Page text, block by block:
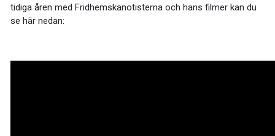
tidiga åren med Fridhemskanotisterna och hans filmer kan du
se här nedan: